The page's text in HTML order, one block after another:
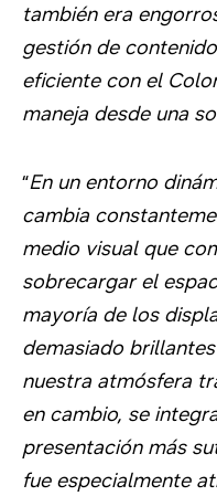
también era
gestión de
eficiente con el
maneja desde una
“En un entorno
cambia
medio visual que
sobrecargar el
mayoría de los
demasiado
nuestra atmósfera
en cambio, se
presentación más
fue especialmente